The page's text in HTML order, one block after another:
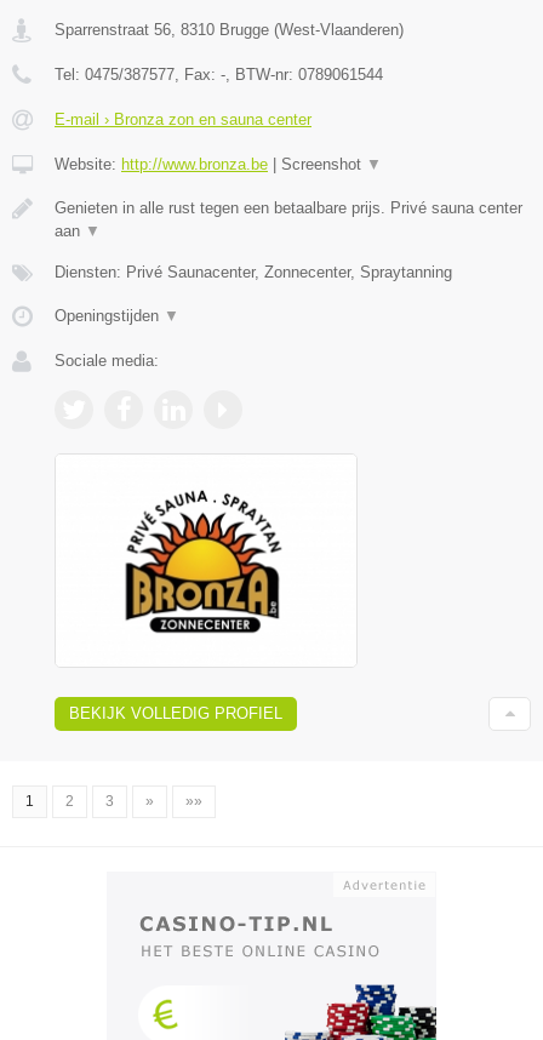
Sparrenstraat 56, 8310 Brugge (West-Vlaanderen)
Tel: 0475/387577, Fax: -, BTW-nr: 0789061544
E-mail › Bronza zon en sauna center
Website: http://www.bronza.be Screenshot ▼
Genieten in alle rust tegen een betaalbare prijs. Privé sauna center
aan ▼
Diensten: Privé Saunacenter, Zonnecenter, Spraytanning
Openingstijden ▼
Sociale media:
BEKIJK VOLLEDIG PROFIEL
1 2 3 » »»